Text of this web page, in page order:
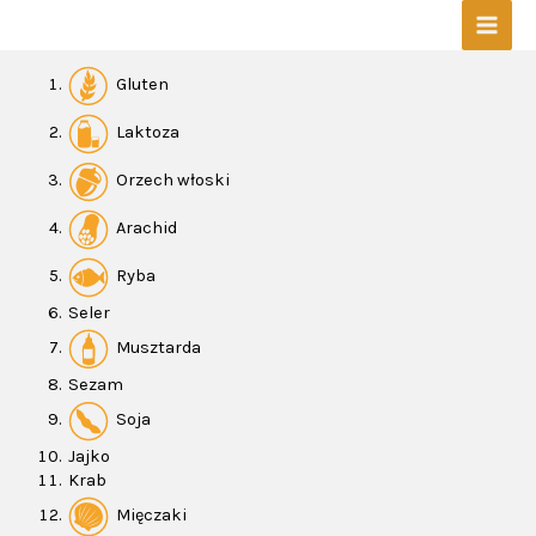
Main
Gluten
Laktoza
Orzech włoski
Arachid
Ryba
Seler
Musztarda
Sezam
Soja
Jajko
Krab
Mięczaki